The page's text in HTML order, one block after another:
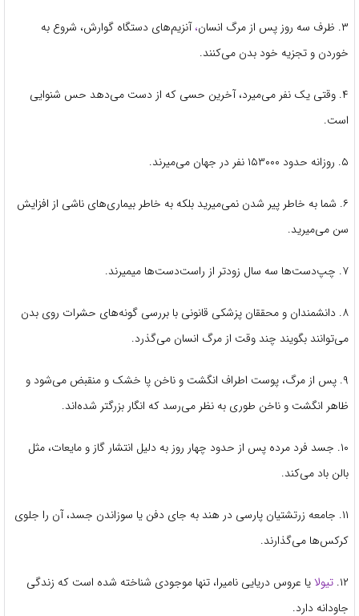
۳. ظرف سه روز پس از مرگ انسان ،آنزیم‌های دستگاه گوارش، شروع به
خوردن و تجزیه خود بدن می‌کنند.
۴. وقتی یک نفر می‌میرد، آخرین حسی که از دست می‌دهد حس شنوایی
است.
۵. روزانه حدود ۱۵۳۰۰۰ نفر در جهان می‌میرند.
۶. شما به خاطر پیر شدن نمی‌میرید بلکه به خاطر بیماری‌های ناشی از افزایش
سن می‌میرید.
۷. چپ‌دست‌ها سه سال زودتر از راست‌دست‌ها میمیرند.
۸. دانشمندان و محققان پزشکی قانونی با بررسی گونه‌های حشرات روی بدن
می‌توانند بگویند چند وقت از مرگ انسان می‌گذرد.
۹. پس از مرگ، پوست اطراف انگشت و ناخن پا خشک و منقبض می‌شود و
ظاهر انگشت و ناخن طوری به نظر می‌رسد که انگار بزرگتر شده‌اند.
۱۰. جسد فرد مرده پس از حدود چهار روز به دلیل انتشار گاز و مایعات، مثل
بالن باد می‌کند.
۱۱. جامعه زرتشتیان پارسی در هند به جای دفن یا سوزاندن جسد، آن را جلوی
کرکس‌ها می‌گذارند.
۱۲. تیولایا عروس دریایی نامیرا، تنها موجودی شناخته شده است که زندگی
جاودانه دارد.